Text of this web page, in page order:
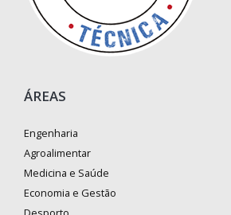
ÁREAS
Engenharia
Agroalimentar
Medicina e Saúde
Economia e Gestão